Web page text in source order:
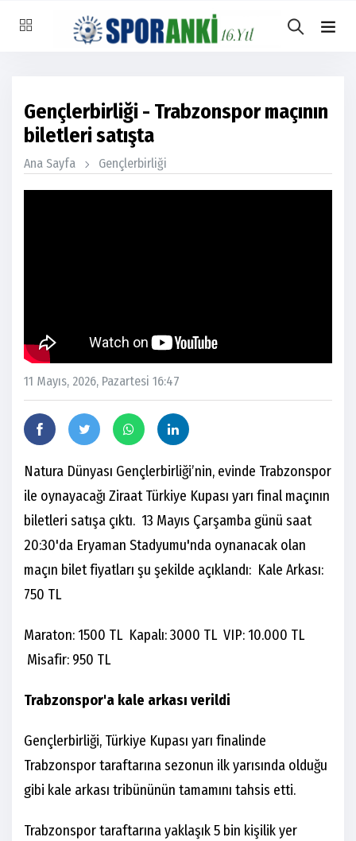
Gençlerbirliği - Trabzonspor maçının
biletleri satışta
Ana Sayfa Gençlerbirliği
11 Mayıs, 2026, Pazartesi 16:47
Natura Dünyası Gençlerbirliği’nin, evinde Trabzonspor
ile oynayacağı Ziraat Türkiye Kupası yarı final maçının
biletleri satışa çıktı. 13 Mayıs Çarşamba günü saat
20:30'da Eryaman Stadyumu'nda oynanacak olan
maçın bilet fiyatları şu şekilde açıklandı: Kale Arkası:
750 TL
Maraton: 1500 TL Kapalı: 3000 TL VIP: 10.000 TL
Misafir: 950 TL
Trabzonspor'a kale arkası verildi
Gençlerbirliği, Türkiye Kupası yarı finalinde
Trabzonspor taraftarına sezonun ilk yarısında olduğu
gibi kale arkası tribününün tamamını tahsis etti.
Trabzonspor taraftarına yaklaşık 5 bin kişilik yer